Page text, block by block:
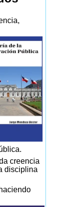
creencia
disciplina
haciendo